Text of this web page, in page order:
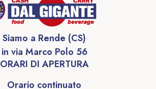
Siamo a Rende (CS)
in via Marco Polo 56
ORARI DI APERTURA
Orario continuato